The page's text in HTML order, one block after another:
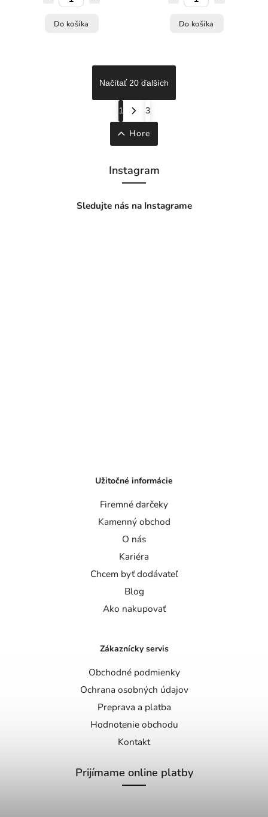
Do košíka Do košíka
Načítať 20 ďalších
1
3
Hore
Instagram
Sledujte nás na Instagrame
Užitočné informácie
Firemné darčeky
Kamenný obchod
O nás
Kariéra
Chcem byť dodávateľ
Blog
Ako nakupovať
Zákaznícky servis
Obchodné podmienky
Ochrana osobných údajov
Preprava a platba
Hodnotenie obchodu
Kontakt
Prijímame online platby